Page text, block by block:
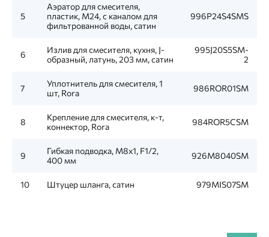
5
Аэратор для смесителя,
пластик, M24, с каналом для
фильтрованной воды, сатин
996P24S4SMS
6
Излив для смесителя, кухня, J-
образный, латунь, 203 мм, сатин
995J20S5SM-
2
7
Уплотнитель для смесителя, 1
шт, Rora
986ROR01SM
8
Крепление для смесителя, к-т,
коннектор, Rora
984ROR5CSM
9
Гибкая подводка, M8x1, F1/2,
400 мм
926M8040SM
10 Штуцер шланга, сатин 979MIS07SM